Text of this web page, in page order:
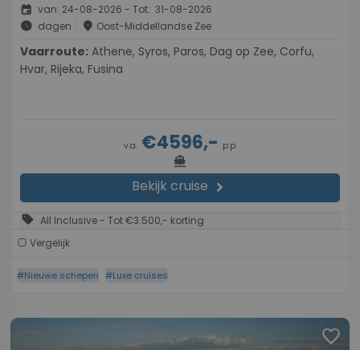
event van: 24-08-2026 - Tot: 31-08-2026
schedule dagen place Oost-Middellandse Zee
Vaarroute:
Hvar, Rijeka, Fusina
v.a.€4596,- p.p.
directions_boat
Bekijk cruise chevron_right
sell All Inclusive - Tot €3.500,- korting
Vergelijk
#Nieuwe schepen #Luxe cruises
favorite